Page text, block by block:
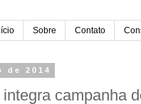
Sobre Contato
de 2014
campanha